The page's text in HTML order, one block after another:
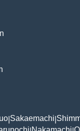
Sakaemachi